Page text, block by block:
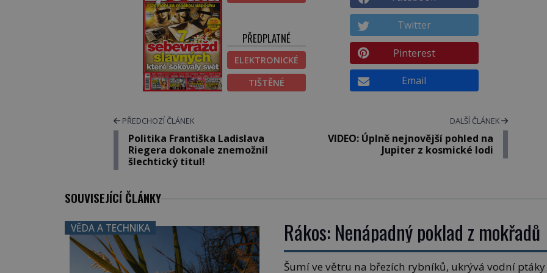
PŘEDPLATNÉ
ELEKTRONICKÉ
TIŠTĚNÉ
Twitter
Pinterest
Email
PŘEDCHOZÍ ČLÁNEK
Politika Františka Ladislava
Riegera dokonale znemožnil
šlechtický titul!
DALŠÍ ČLÁNEK
VIDEO: Úplně nejnovější pohled na
Jupiter z kosmické lodi
SOUVISEJÍCÍ ČLÁNKY
VĚDA A TECHNIKA Rákos: Nenápadný poklad z mokřadů
Šumí ve větru na březích rybníků, ukrývá vodní ptáky